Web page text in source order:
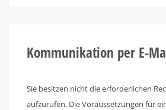
Kommunikation per E-
Sie besitzen nicht die erforderlichen
aufzurufen. Die Voraussetzungen für